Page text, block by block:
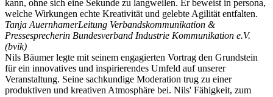
kann, ohne sich eine Sekunde zu langweilen. Er beweist in persona,
welche Wirkungen echte Kreativität und gelebte Agilität entfalten.
Tanja AuernhamerLeitung Verbandskommunikation &
Pressesprecherin Bundesverband Industrie Kommunikation e.V.
(bvik)
Nils Bäumer legte mit seinem engagierten Vortrag den Grundstein
für ein innovatives und inspirierendes Umfeld auf unserer
Veranstaltung. Seine sachkundige Moderation trug zu einer
produktiven und kreativen Atmosphäre bei. Nils' Fähigkeit, zum